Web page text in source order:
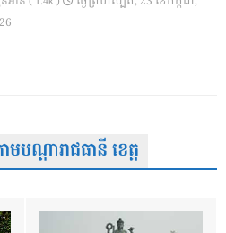
ណ្តារាជធានី ខេត្ត